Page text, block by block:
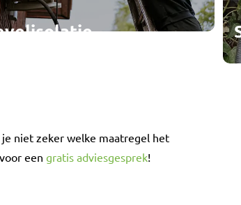
niet zeker welke maatregel het
een gratis adviesgesprek!